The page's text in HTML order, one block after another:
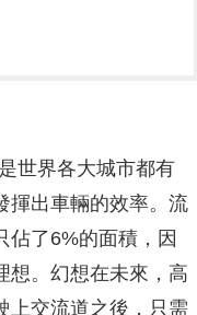
世界各大城市都有
揮出車輛的效率。流
佔了6%的面積，因
想。幻想在未來，高
上交流道之後，只需